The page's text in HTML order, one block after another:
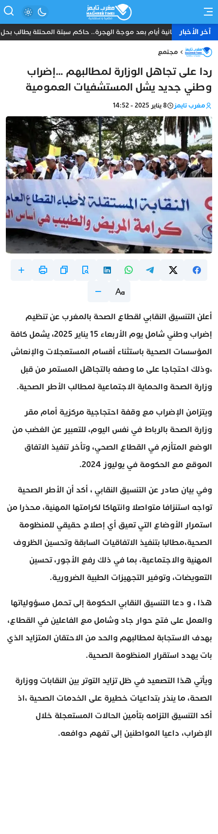
آخر الأخبارثمانية أيام بعد موجة الهجرة.. حاكم سبتة المحتلة يطالب بحل
مجتمع
ردا على تجاهل الوزارة لمطالبهم …إضراب
وطني جديد يشل المستشفيات العمومية
مغرب تايمز 8 يناير 2025 - 14:52
أعلن التنسيق النقابي لقطاع الصحة بالمغرب عن تنظيم
إضراب وطني شامل يوم الأربعاء 15 يناير 2025، يشمل كافة
المؤسسات الصحية باستثناء أقسام المستعجلات والإنعاش
،وذلك احتجاجا على ما وصفه بالتجاهل المستمر من قبل
وزارة الصحة والحماية الاجتماعية لمطالب الأطر الصحية.
ويتزامن الإضراب مع وقفة احتجاجية مركزية أمام مقر
وزارة الصحة بالرباط في نفس اليوم، للتعبير عن الغضب من
الوضع المتأزم في القطاع الصحي، وتأخر تنفيذ الاتفاق
الموقع مع الحكومة في يوليوز 2024.
وفي بيان صادر عن التنسيق النقابي ، أكد أن الأطر الصحية
تواجه استنزافا متواصلا وانتهاكا لكرامتها المهنية، محذرا من
استمرار الأوضاع التي تعيق أي إصلاح حقيقي للمنظومة
الصحية،مطالبا بتنفيذ الاتفاقيات السابقة وتحسين الظروف
المهنية والاجتماعية، بما في ذلك رفع الأجور، تحسين
التعويضات، وتوفير التجهيزات الطبية الضرورية.
هذا ، و دعا التنسيق النقابي الحكومة إلى تحمل مسؤولياتها
والعمل على فتح حوار جاد وشامل مع الفاعلين في القطاع،
بهدف الاستجابة لمطالبهم والحد من الاحتقان المتزايد الذي
بات يهدد استقرار المنظومة الصحية.
ويأتي هذا التصعيد في ظل تزايد التوتر بين النقابات ووزارة
الصحة، ما ينذر بتداعيات خطيرة على الخدمات الصحية ،اذ
أكد التنسيق التزامه بتأمين الحالات المستعجلة خلال
الإضراب، داعيا المواطنين إلى تفهم دوافعه.